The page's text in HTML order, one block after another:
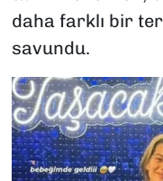
daha farklı bir
savundu.